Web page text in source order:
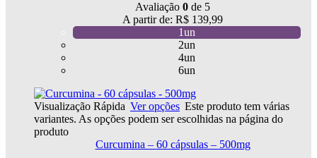
Avaliação 0 de 5
A partir de: R$ 139,99
1un
2un
4un
6un
Visualização Rápida Ver opções Este produto tem várias
variantes. As opções podem ser escolhidas na página do
produto
Curcumina – 60 cápsulas – 500mg